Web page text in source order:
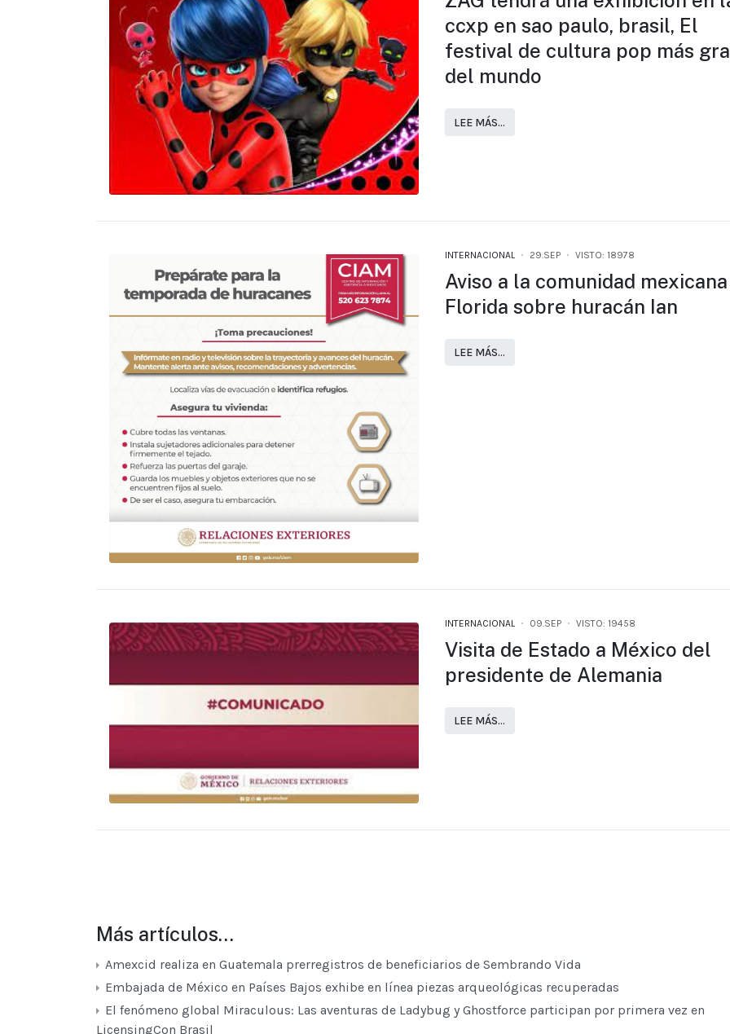
ccxp en sao paulo, brasil, El
festival de cultura pop más
del mundo
LEE MÁS…
INTERNACIONAL 29.SEP VISTO: 18978
Aviso a la comunidad
Florida sobre huracán Ian
LEE MÁS…
INTERNACIONAL 09.SEP VISTO: 19458
Visita de Estado a México del
presidente de Alemania
LEE MÁS…
Más artículos…
Amexcid realiza en Guatemala prerregistros de beneficiarios de Sembrando Vida
Embajada de México en Países Bajos exhibe en línea piezas arqueológicas recuperadas
El fenómeno global Miraculous: Las aventuras de Ladybug y Ghostforce participan por primera vez en
LicensingCon Brasil